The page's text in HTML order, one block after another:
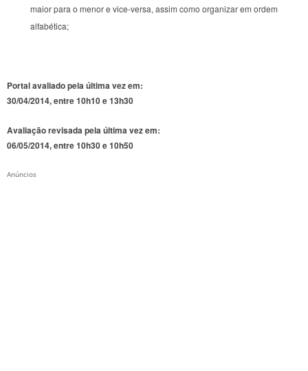
maior para o menor e vice-versa, assim como organizar em ordem
alfabética;
Portal avaliado pela última vez em:
30/04/2014, entre 10h10 e 13h30
Avaliação revisada pela última vez em:
06/05/2014, entre 10h30 e 10h50
Anúncios